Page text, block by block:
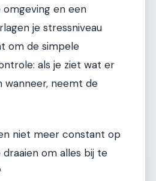
omgeving en een
je stressniveau
om de simpele
als je ziet wat er
wanneer, neemt de
niet meer constant op
om alles bij te